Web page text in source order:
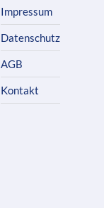
Impressum
Datenschutz
AGB
Kontakt